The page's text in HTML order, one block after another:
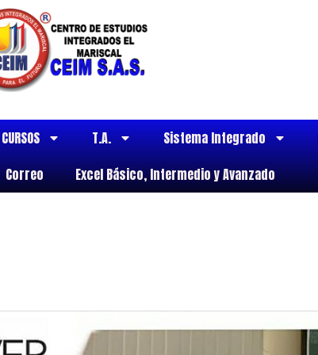
CURSOS T.A. Sistema Integrado
Correo
Excel Básico, Intermedio y Avanzado